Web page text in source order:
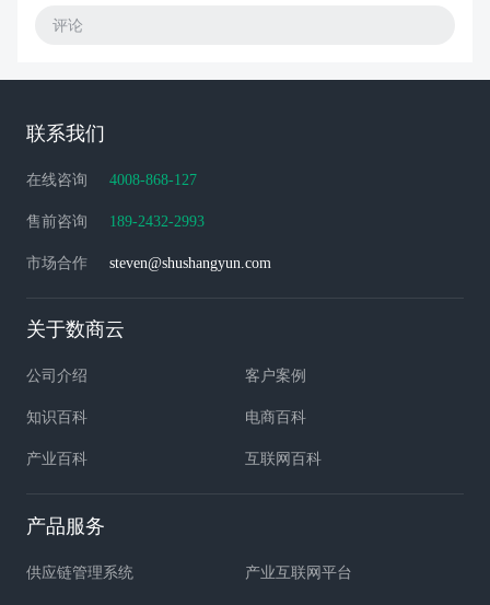
评论
联系我们
在线咨询 4008-868-127
售前咨询 189-2432-2993
市场合作 steven@shushangyun.com
关于数商云
公司介绍 客户案例
知识百科 电商百科
产业百科 互联网百科
产品服务
供应链管理系统 产业互联网平台